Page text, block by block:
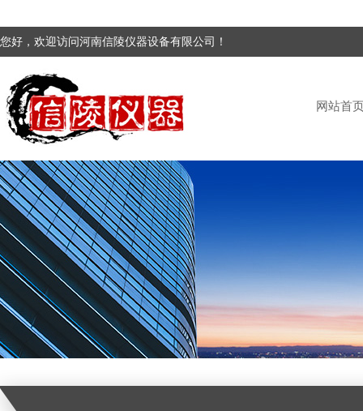
您好，欢迎访问河南信陵仪器设备有限公司！
网站首